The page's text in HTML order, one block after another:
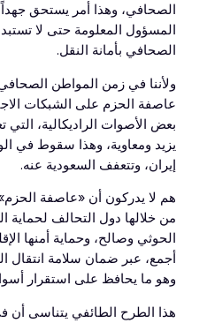
الصحافي، وهذا أمر يستحق
المسؤول المعلومة حتى لا
الصحافي بأمانة النقل.
ولأننا في زمن المواطن
عاصفة الحزم على الشبكات
بعض الأصوات الراديكالية،
يزيد ومعاوية، وهذا سقوط في
إيران، وتتعفف السعودية عنه.
هم لا يدركون أن «عاصفة
من خلالها دول التحالف
الحوثي وصالح، وحماية أمنها
أجمع، عبر ضمان سلامة انتقال
وهو ما يحافظ على استقرار
هذا الطرح الطائفي يتناسى